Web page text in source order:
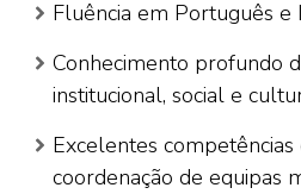
Fluência em Português e
Conhecimento profundo
institucional, social e
Excelentes competências
coordenação de equipas